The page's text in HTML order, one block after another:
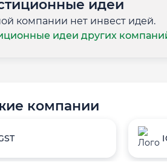
идеи
компании нет инвест идей.
идеи других
компании